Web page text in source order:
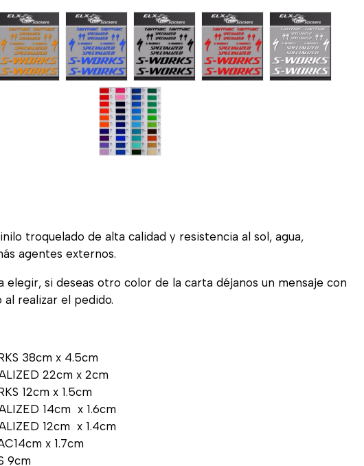
troquelado de alta calidad y resistencia al sol, agua,
agentes externos.
elegir, si deseas otro color de la carta déjanos un mensaje con
realizar el pedido.
38cm x 4.5cm
22cm x 2cm
12cm x 1.5cm
14cm x 1.6cm
12cm x 1.4cm
x 1.7cm
9cm